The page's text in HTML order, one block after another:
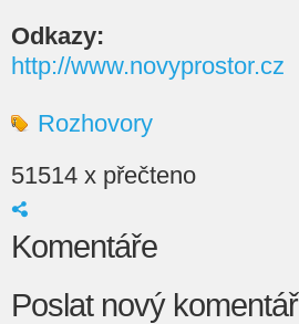
Odkazy:
http://www.novyprostor.cz
Rozhovory
51514 x přečteno
Komentáře
Poslat nový komentář